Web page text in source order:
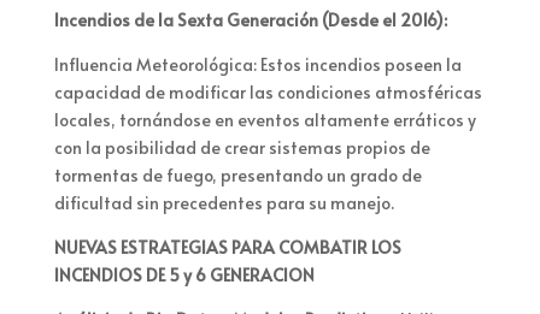
Incendios de la Sexta Generación (Desde el 2016):
Influencia Meteorológica: Estos incendios poseen la
capacidad de modificar las condiciones atmosféricas
locales, tornándose en eventos altamente erráticos y
con la posibilidad de crear sistemas propios de
tormentas de fuego, presentando un grado de
dificultad sin precedentes para su manejo.
NUEVAS ESTRATEGIAS PARA COMBATIR LOS
INCENDIOS DE 5 y 6 GENERACION